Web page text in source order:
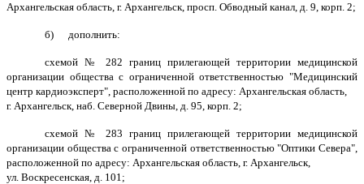
Архангельская область, г. Архангельск, просп. Обводный канал, д. 9, корп. 2;
б) дополнить:
схемой № 282 границ прилегающей территории медицинской
организации общества с ограниченной ответственностью "Медицинский
центр кардиоэксперт", расположенной по адресу: Архангельская область,
г. Архангельск, наб. Северной Двины, д. 95, корп. 2;
схемой № 283 границ прилегающей территории медицинской
организации общества с ограниченной ответственностью "Оптики Севера",
расположенной по адресу: Архангельская область, г. Архангельск,
ул. Воскресенская, д. 101;